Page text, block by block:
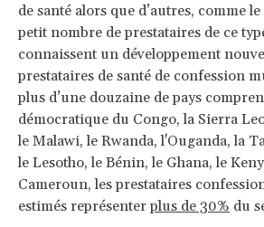
de santé alors que d’autres, comme
petit nombre de prestataires de ce
connaissent un développement
prestataires de santé de confession
plus d’une douzaine de pays
démocratique du Congo, la Sierra
le Malawi, le Rwanda, l'Ouganda, la
le Lesotho, le Bénin, le Ghana, le
Cameroun, les prestataires
estimés représenterplus de 30% du